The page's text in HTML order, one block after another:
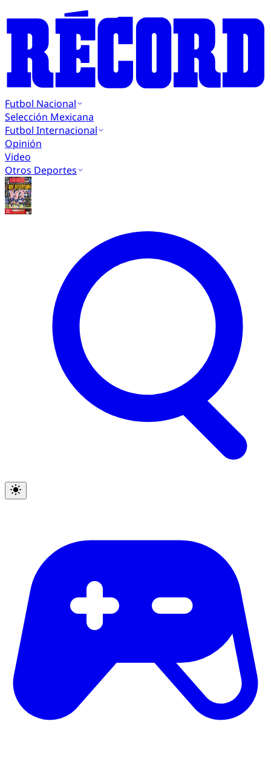
Futbol Nacional
Selección Mexicana
Futbol Internacional
Opinión
Video
Otros Deportes